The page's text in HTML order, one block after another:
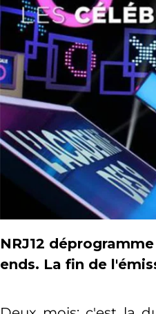
NRJ12
ends. La fin de